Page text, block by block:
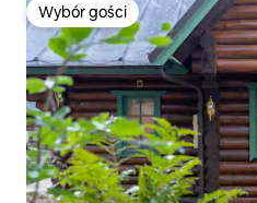
Wybór gości
Wybór gości